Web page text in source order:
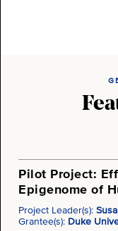
Pilot Project:
Epigenome of
Project Leader(s):
Grantee(s): Duke